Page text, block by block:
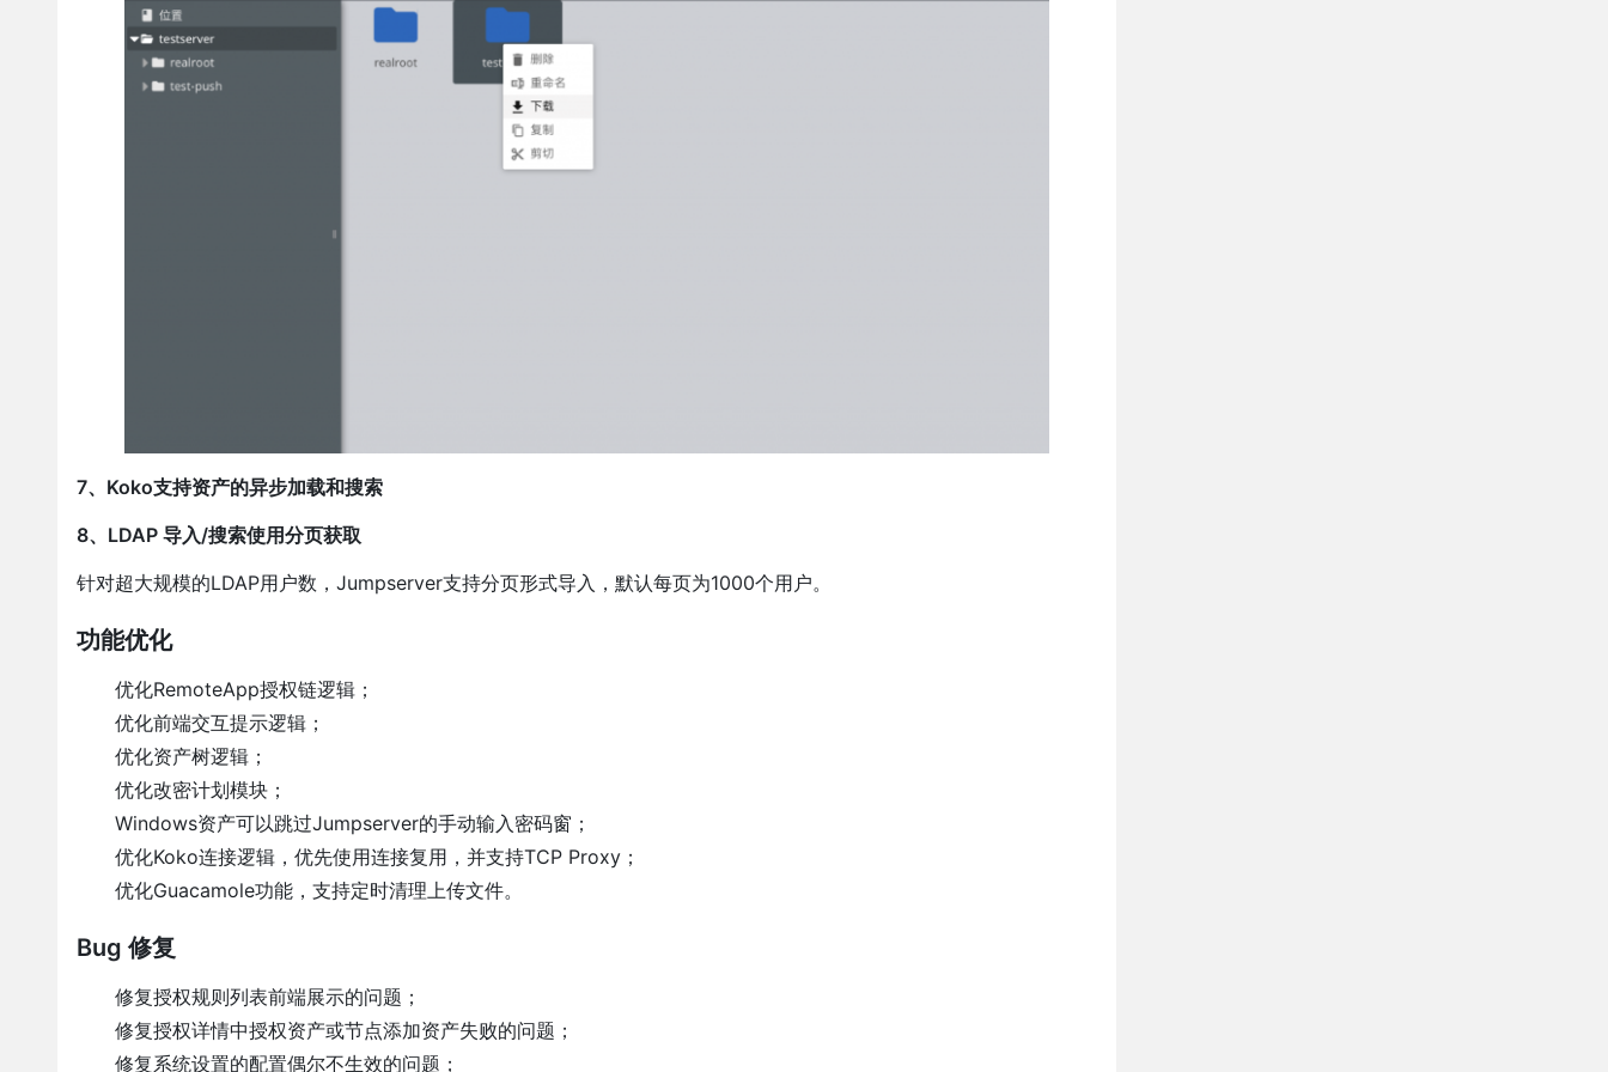
7、Koko支持资产的异步加载和搜索
8、LDAP 导入/搜索使用分页获取
针对超大规模的LDAP用户数，Jumpserver支持分页形式导入，默认每页为1000个用户。
功能优化
优化RemoteApp授权链逻辑；
优化前端交互提示逻辑；
优化资产树逻辑；
优化改密计划模块；
Windows资产可以跳过Jumpserver的手动输入密码窗；
优化Koko连接逻辑，优先使用连接复用，并支持TCP Proxy；
优化Guacamole功能，支持定时清理上传文件。
Bug 修复
修复授权规则列表前端展示的问题；
修复授权详情中授权资产或节点添加资产失败的问题；
修复系统设置的配置偶尔不生效的问题；